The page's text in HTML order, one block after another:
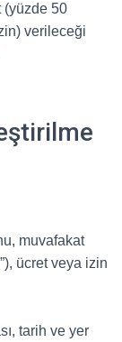
(yüzde 50
verileceği
muvafakat
ücret veya izin
tarih ve yer